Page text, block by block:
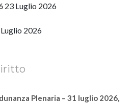
23 Luglio 2026
2026
Plenaria – 31 luglio 2026,